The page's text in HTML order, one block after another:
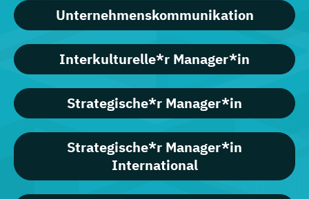
Unternehmenskommunikation
Interkulturelle*r Manager*in
Strategische*r Manager*in
Strategische*r Manager*in
International